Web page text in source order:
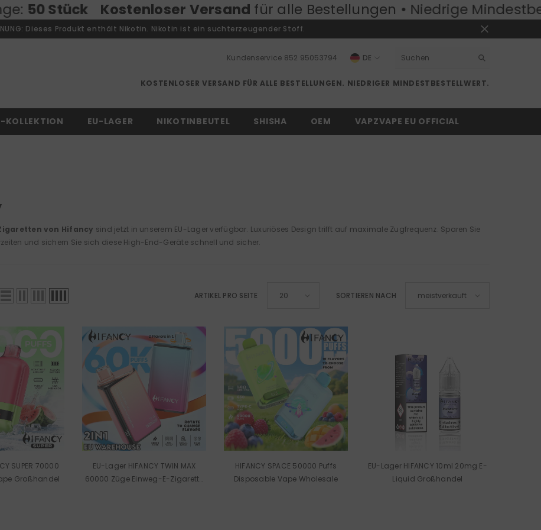
Kostenloser Versandfür alle Bestellungen • Niedrige
Dieses Produkt enthält Nikotin. Nikotin ist ein suchterzeugender Stoff.
Kundenservice 852 95053794
DE
KOSTENLOSER VERSAND FÜR ALLE BESTELLUNGEN. NIEDRIGER MINDESTBESTELLWERT.
KOLLEKTION EU-LAGER NIKOTINBEUTEL SHISHA OEM VAPZVAPE EU OFFICIAL
von Hifancy sind jetzt in unserem EU-Lager verfügbar. Luxuriöses Design trifft auf maximale Zugfrequenz. Sparen Sie
und sichern Sie sich diese High-End-Geräte schnell und sicher.
ARTIKEL PRO SEITE 20 SORTIEREN NACH meistverkauft
SUPER 70000
Großhandel
EU-Lager HIFANCY TWIN MAX
60000 Züge Einweg-E-Zigarette
HIFANCY SPACE 50000 Puffs
Disposable Vape Wholesale
EU-Lager HIFANCY 10ml 20mg E-
Liquid Großhandel